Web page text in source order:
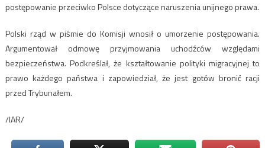
postępowanie przeciwko Polsce dotyczące naruszenia unijnego prawa.
Polski rząd w piśmie do Komisji wnosił o umorzenie postępowania.
Argumentował odmowę przyjmowania uchodźców względami
bezpieczeństwa. Podkreślał, że kształtowanie polityki migracyjnej to
prawo każdego państwa i zapowiedział, że jest gotów bronić racji
przed Trybunałem.
/IAR/